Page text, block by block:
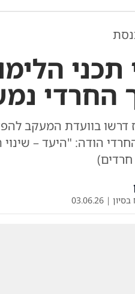
תכני
החרדי
דרשו בוועדת המעקב
הודה: "היעד –
בסיון |
03.06.26